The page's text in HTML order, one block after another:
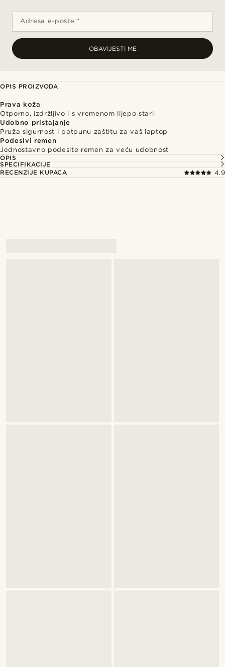
Adresa e-pošte *
OBAVIJESTI ME
OPIS PROIZVODA
Prava koža
Otporno, izdržljivo i s vremenom lijepo stari
Udobno pristajanje
Pruža sigurnost i potpunu zaštitu za vaš laptop
Podesivi remen
Jednostavno podesite remen za veću udobnost
OPIS
SPECIFIKACIJE
RECENZIJE KUPACA
4.9